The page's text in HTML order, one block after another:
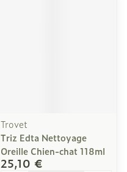
Trovet
Triz Edta Nettoyage
Oreille Chien-chat 118ml
25,10 €